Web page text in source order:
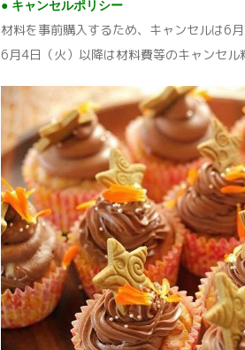
● キャンセルポリシー
材料を事前購入するため、キャンセルは6
6月4日（火）以降は材料費等のキャンセル